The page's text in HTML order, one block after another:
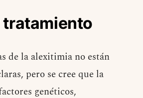
tratamiento
de la alexitimia no están
pero se cree que la
genéticos,